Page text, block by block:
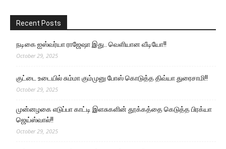
Recent Posts
நடிகை ஐஸ்வர்யா ராஜேஷா இது.. வெளியான வீடியோ!!
October 29, 2025
குட்டை உடையில் சும்மா கும்முனு போஸ் கொடுத்த திவ்யா துரைசாமி!!
October 29, 2025
முன்னழகை எடுப்பா காட்டி இளசுகளின் தூக்கத்தை கெடுத்த பிரக்யா
ஜெய்ஸ்வால்!!
October 29, 2025